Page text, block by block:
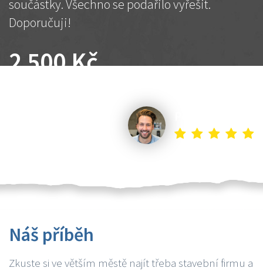
součástky. Všechno se podařilo vyřešit.
Doporučuji!
2 500 Kč
Náš příběh
Zkuste si ve větším městě najít třeba stavební firmu a